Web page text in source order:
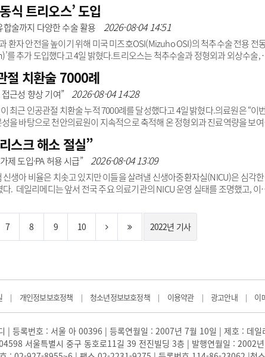
랜 진료 경험과 연구를 바탕으로 이 책을 집필했다. 특히 한국인의 피부암은 서
적용하기 보다 국내 환자..
식 트리오스’ 도입
술까지 다양한 수술 활용 2026-08-04 14:51
환자 안전을 높이기 위해 미국 미즈호OSI(Mizuho OSI)의 척추수술 전용 전
를 추가 도입했다고 4일 밝혔다.트리오스는 척추수술과 정형외과 외상수술,
와 같은 영상장비를 360도 방향에서 자유롭게 사용할 수 있어 척추와 신경 위치
척추 고정나사 삽입이나 척추 변형 교정 등 고난도 수술의 정확도를 높이는
절 치환술 7000례
근성 향상 기여” 2026-08-04 14:28
최근 인공관절 치환술 누적 7000례를 달성했다고 4일 밝혔다.의료원은 “이번
을 바탕으로 천안의료원이 지속적으로 축적해 온 정형외과 진료역량을 보
이 심하게 손상돼 보행과 일상생활에 어려움을 겪는 환자의 손상된 관절을 인
상 정도, 기저질환, 전신상태 등을 종합적으로 평가한 수술계획과 함께 수술
원 과장은 환자 개개인의 상태에 적합한 수술방..
스크 해소 절실”
제 도입·PA 허용 시급” 2026-08-04 13:09
생아 비율은 치솟고 있지만 이들을 살려낼 신생아중환자실(NICU)은 심각
. 데일리메디는 앞서 전국 주요 의료기관의 NICU 운영 실태를 조명했고, 이
령 산모 증가로 고위험 신생아 집중치료의 중요성이 날로 커지고 있지만 정작
게 식어가고 있다.현장을 지키는 의료진은 불합리한 제도와 사법 리스크, 극심
다.이들..
7 8 9 10 2022년 기사
| 개인정보보호정책 | 청소년정보보호정책 | 이용약관 | 광고안내 | 이
| 등록번호 : 서울 아 00396 | 등록연월일 : 2007년 7월 10일 | 제호 : 데
서울특별시 중구 동호로11길 39 전진빌딩 3층 | 발행연월일 : 2002